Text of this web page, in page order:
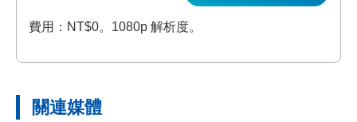
費用：NT$0。1080p 解析度。
關連媒體